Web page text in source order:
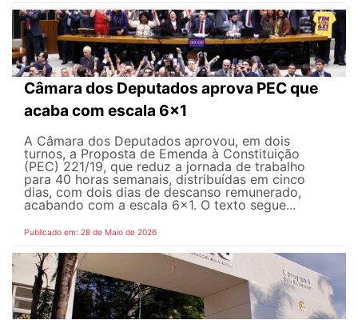
Câmara dos Deputados aprova PEC que
acaba com escala 6x1
A Câmara dos Deputados aprovou, em dois
turnos, a Proposta de Emenda à Constituição
(PEC) 221/19, que reduz a jornada de trabalho
para 40 horas semanais, distribuídas em cinco
dias, com dois dias de descanso remunerado,
acabando com a escala 6x1. O texto segue...
Publicado em: 28 de Maio de 2026